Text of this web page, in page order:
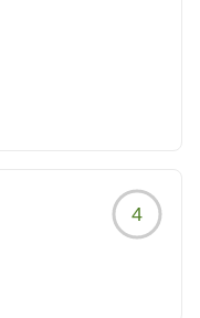
是非、食べてみてく
します。
4